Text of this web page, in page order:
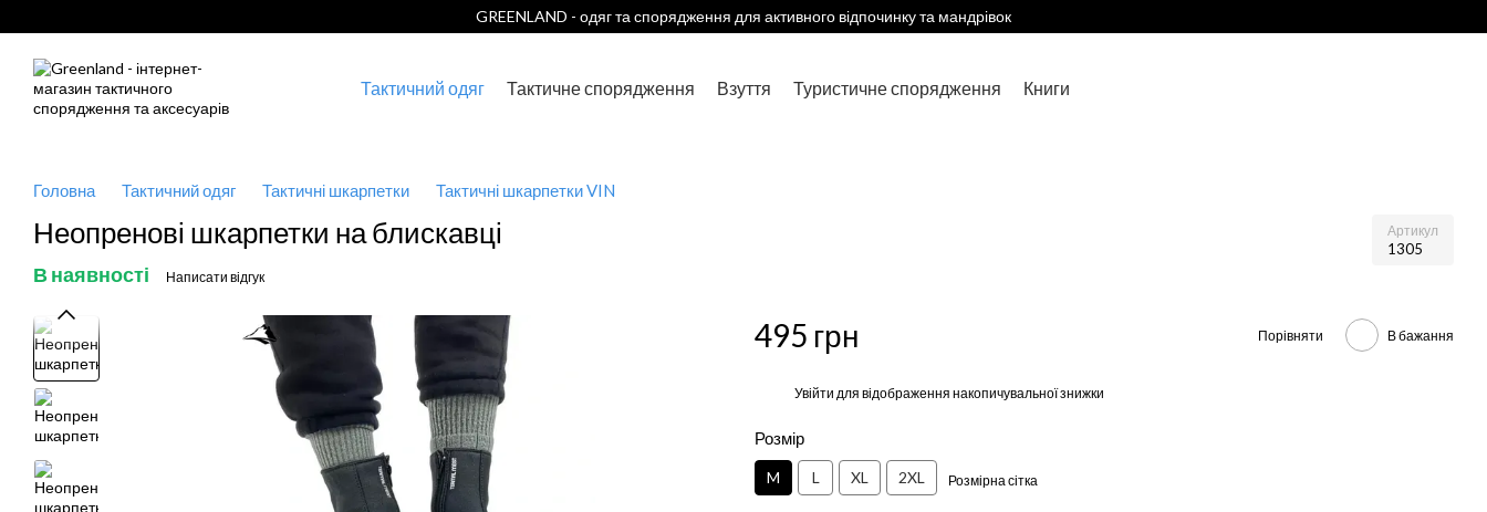
GREENLAND - одяг та спорядження для активного відпочинку та мандрівок
Тактичний одяг Тактичне спорядження Взуття Туристичне спорядження Книги
Головна Тактичний одяг Тактичні шкарпетки Тактичні шкарпетки VIN
Неопренові шкарпетки на блискавці Артикул
1305
В наявності Написати відгук
495 грн Порівняти В бажання
Увійти для відображення накопичувальної знижки
Розмір
M L XL 2XL Розмірна сітка